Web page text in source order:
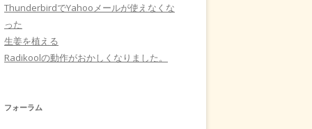
ThunderbirdでYahooメールが使えなくな
った
生姜を植える
Radikoolの動作がおかしくなりました。
フォーラム